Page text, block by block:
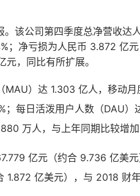
该公司第四季度总净营收达
；净亏损为人民币 3.872 亿
，同比有所扩展。
）达 1.303 亿人，移动月
每日活泼用户人数（DAU）
万人，与上年同期比较增加
亿元（约合 9.736 亿美
1.872 亿美元），与 2018 财